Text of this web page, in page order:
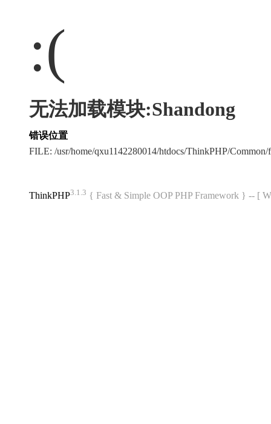
:(
无法加载模块:Shandong
错误位置
FILE: /usr/home/qxu1142280014/htdocs/ThinkPHP/
ThinkPHP3.1.3 { Fast & Simple OOP PHP Framework } -- [